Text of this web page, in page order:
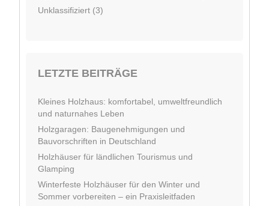
Unklassifiziert (3)
LETZTE BEITRÄGE
Kleines Holzhaus: komfortabel, umweltfreundlich
und naturnahes Leben
Holzgaragen: Baugenehmigungen und
Bauvorschriften in Deutschland
Holzhäuser für ländlichen Tourismus und
Glamping
Winterfeste Holzhäuser für den Winter und
Sommer vorbereiten – ein Praxisleitfaden